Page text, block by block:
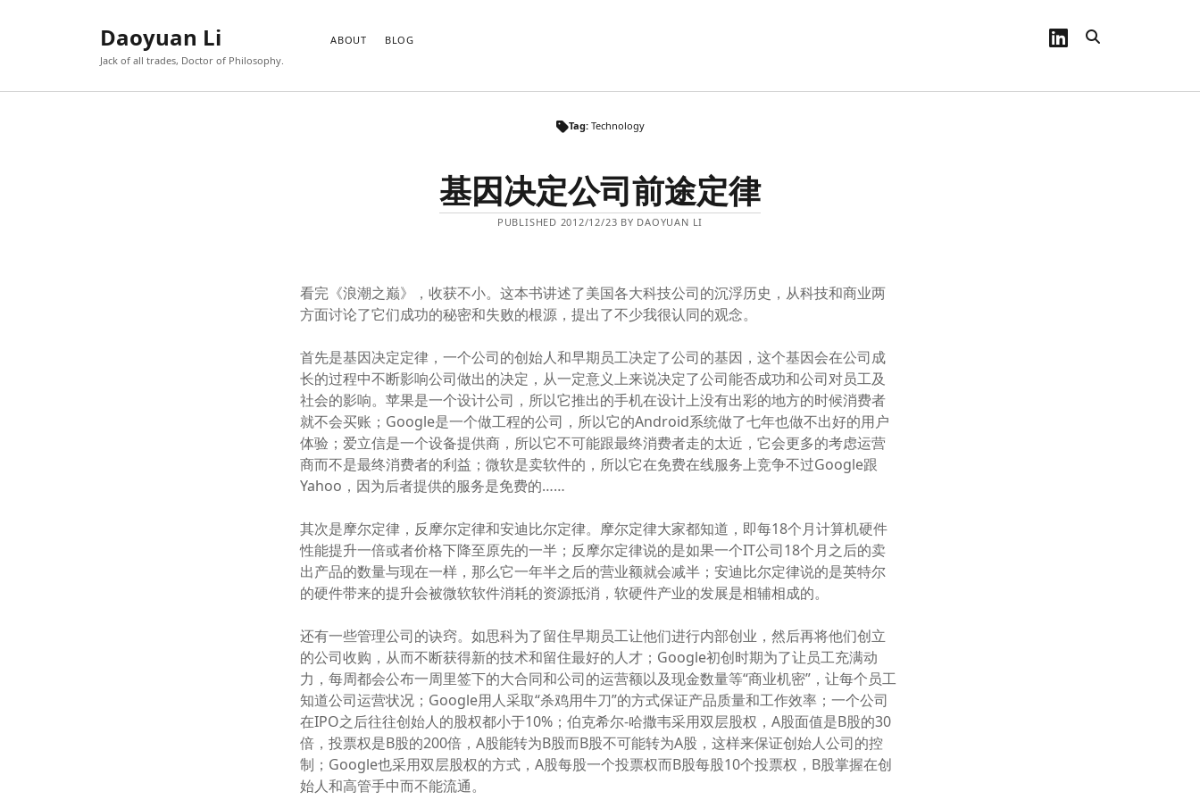
Daoyuan Li
Jack of all trades, Doctor of Philosophy.
ABOUT BLOG linkedin
Tag: Technology
基因决定公司前途定律
PUBLISHED 2012/12/23 BY DAOYUAN LI
看完《浪潮之巅》，收获不小。这本书讲述了美国各大科技公司的沉浮历史，从科技和商业两
方面讨论了它们成功的秘密和失败的根源，提出了不少我很认同的观念。
首先是基因决定定律，一个公司的创始人和早期员工决定了公司的基因，这个基因会在公司成
长的过程中不断影响公司做出的决定，从一定意义上来说决定了公司能否成功和公司对员工及
社会的影响。苹果是一个设计公司，所以它推出的手机在设计上没有出彩的地方的时候消费者
就不会买账；Google是一个做工程的公司，所以它的Android系统做了七年也做不出好的用户
体验；爱立信是一个设备提供商，所以它不可能跟最终消费者走的太近，它会更多的考虑运营
商而不是最终消费者的利益；微软是卖软件的，所以它在免费在线服务上竞争不过Google跟
Yahoo，因为后者提供的服务是免费的……
其次是摩尔定律，反摩尔定律和安迪比尔定律。摩尔定律大家都知道，即每18个月计算机硬件
性能提升一倍或者价格下降至原先的一半；反摩尔定律说的是如果一个IT公司18个月之后的卖
出产品的数量与现在一样，那么它一年半之后的营业额就会减半；安迪比尔定律说的是英特尔
的硬件带来的提升会被微软软件消耗的资源抵消，软硬件产业的发展是相辅相成的。
还有一些管理公司的诀窍。如思科为了留住早期员工让他们进行内部创业，然后再将他们创立
的公司收购，从而不断获得新的技术和留住最好的人才；Google初创时期为了让员工充满动
力，每周都会公布一周里签下的大合同和公司的运营额以及现金数量等“商业机密”，让每个员工
知道公司运营状况；Google用人采取“杀鸡用牛刀”的方式保证产品质量和工作效率；一个公司
在IPO之后往往创始人的股权都小于10%；伯克希尔-哈撒韦采用双层股权，A股面值是B股的30
倍，投票权是B股的200倍，A股能转为B股而B股不可能转为A股，这样来保证创始人公司的控
制；Google也采用双层股权的方式，A股每股一个投票权而B股每股10个投票权，B股掌握在创
始人和高管手中而不能流通。